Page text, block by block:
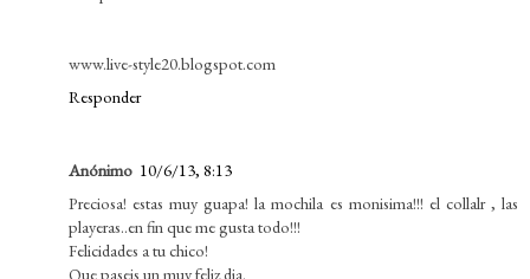
www.live-style20.blogspot.com
Responder
Anónimo 10/6/13, 8:13
Preciosa! estas muy guapa! la mochila es monisima!!! el collalr , las
playeras..en fin que me gusta todo!!!
Felicidades a tu chico!
Que paseis un muy feliz dia.